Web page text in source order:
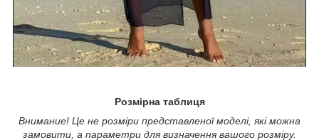
Розмірна таблиця
Внимание! Це не розміри представленої моделі, які можна
замовити, а параметри для визначення вашого розміру.